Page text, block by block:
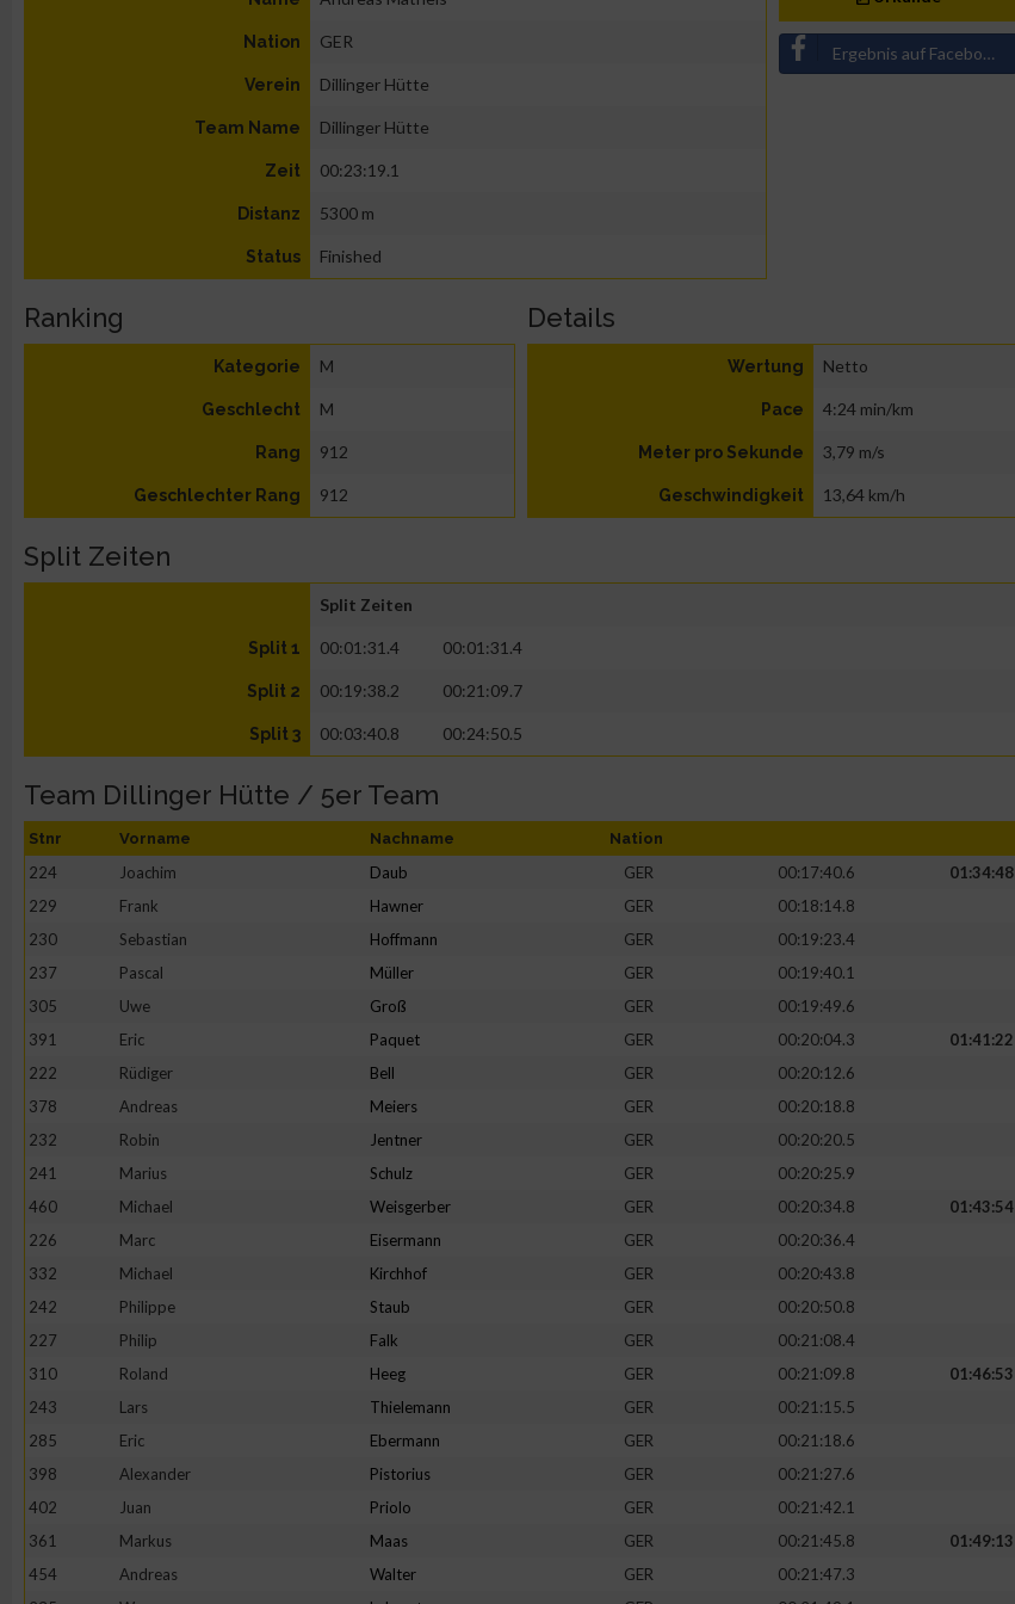
Nation GER
Verein Dillinger Hütte
Team Name Dillinger Hütte
Zeit 00:23:19.1
Distanz 5300 m
Status Finished
Ergebnis auf Facebook teilen
Ranking
Kategorie M
Geschlecht M
Rang 912
Geschlechter Rang 912
Details
Wertung Netto
Pace 4:24 min/km
Meter pro Sekunde 3,79 m/s
Geschwindigkeit 13,64 km/h
Split Zeiten
Split Zeiten
Split 1 00:01:31.4 00:01:31.4
Split 2 00:19:38.2 00:21:09.7
Split 3 00:03:40.8 00:24:50.5
Team Dillinger Hütte / 5er Team
Stnr Vorname Nachname Nation
224 Joachim Daub GER 00:17:40.6
01:34:48
229
Frank Hawner GER
00:18:14.8
230
Sebastian Hoffmann GER
00:19:23.4
237
Pascal Müller GER
00:19:40.1
305
Uwe Groß GER
00:19:49.6
391
Eric Paquet GER 00:20:04.3
01:41:22
222
Rüdiger Bell GER
00:20:12.6
378
Andreas Meiers GER
00:20:18.8
232
Robin Jentner GER
00:20:20.5
241
Marius Schulz GER
00:20:25.9
460
Michael Weisgerber GER 00:20:34.8
01:43:54
226
Marc Eisermann GER
00:20:36.4
332
Michael Kirchhof GER
00:20:43.8
242
Philippe Staub GER
00:20:50.8
227
Philip Falk GER
00:21:08.4
310
Roland Heeg GER 00:21:09.8
01:46:53
243
Lars Thielemann GER
00:21:15.5
285
Eric Ebermann GER
00:21:18.6
398
Alexander Pistorius GER
00:21:27.6
402
Juan Priolo GER
00:21:42.1
361
Markus Maas GER 00:21:45.8
01:49:13
454
Andreas Walter GER
00:21:47.3